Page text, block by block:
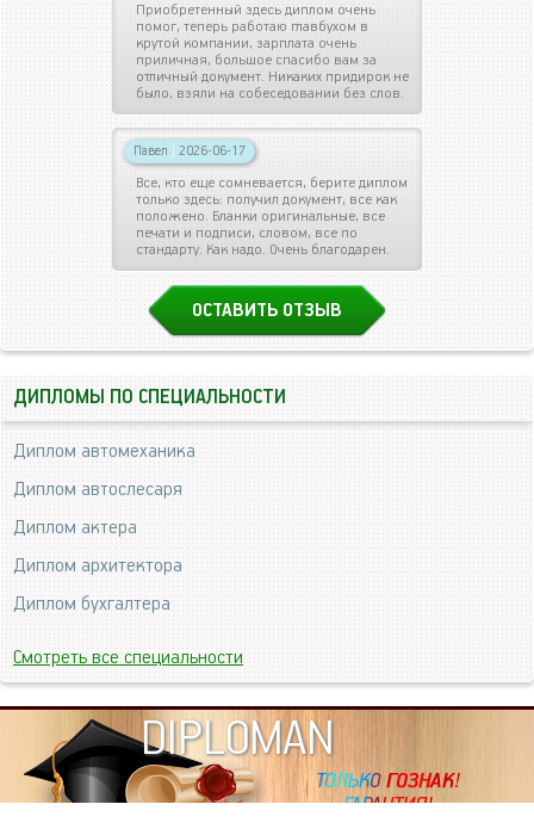
Приобретенный здесь диплом очень
помог, теперь работаю главбухом в
крутой компании, зарплата очень
приличная, большое спасибо вам за
отличный документ. Никаких придирок не
было, взяли на собеседовании без слов.
Павел | 2026-06-17
Все, кто еще сомневается, берите диплом
только здесь: получил документ, все как
положено. Бланки оригинальные, все
печати и подписи, словом, все по
стандарту. Как надо. Очень благодарен.
ОСТАВИТЬ ОТЗЫВ
ДИПЛОМЫ ПО СПЕЦИАЛЬНОСТИ
Диплом автомеханика
Диплом автослесаря
Диплом актера
Диплом архитектора
Диплом бухгалтера
Смотреть все специальности
DIPLOMAN